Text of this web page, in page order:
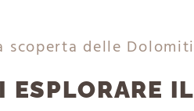
scoperta delle Dolomiti
ESPLORARE IL